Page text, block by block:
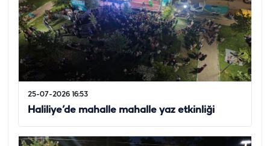
25-07-2026 16:53
Haliliye’de mahalle mahalle yaz etkinliği